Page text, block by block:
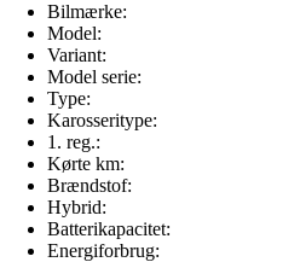
Bilmærke:
Model:
Variant:
Model serie:
Type:
Karosseritype:
1. reg.:
Kørte km:
Brændstof:
Hybrid:
Batterikapacitet:
Energiforbrug: